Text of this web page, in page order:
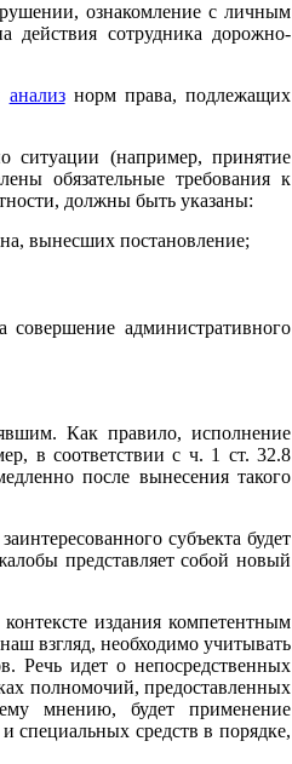
ознакомление с личным
сотрудника дорожно-
анализнорм права, подлежащих
ситуации (например, принятие
обязательные требования к
должны быть указаны:
вынесших постановление;
совершение административного
Как правило, исполнение
в соответствии с ч. 1 ст. 32.8
после вынесения такого
субъекта будет
представляет собой новый
издания компетентным
взгляд, необходимо учитывать
Речь идет о непосредственных
полномочий, предоставленных
мнению, будет применение
специальных средств в порядке,